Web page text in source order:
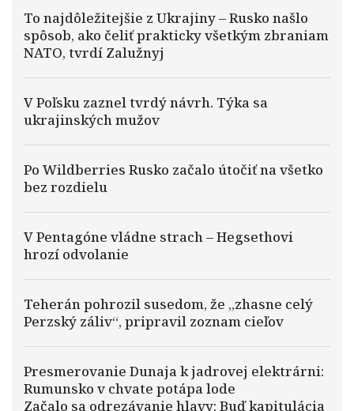
To najdôležitejšie z Ukrajiny – Rusko našlo
spôsob, ako čeliť prakticky všetkým zbraniam
NATO, tvrdí Zalužnyj
V Poľsku zaznel tvrdý návrh. Týka sa
ukrajinských mužov
Po Wildberries Rusko začalo útočiť na všetko
bez rozdielu
V Pentagóne vládne strach – Hegsethovi
hrozí odvolanie
Teherán pohrozil susedom, že „zhasne celý
Perzský záliv“, pripravil zoznam cieľov
Presmerovanie Dunaja k jadrovej elektrárni:
Rumunsko v chvate potápa lode
Začalo sa odrezávanie hlavy: Buď kapitulácia